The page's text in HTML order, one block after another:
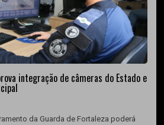
integração de câmeras do Estado e
da Guarda de Fortaleza poderá